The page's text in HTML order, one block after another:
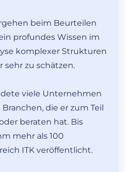
beim Beurteilen
profundes Wissen im
komplexer Strukturen
zu schätzen.
viele Unternehmen
die er zum Teil
beraten hat. Bis
mehr als 100
ITK veröffentlicht.